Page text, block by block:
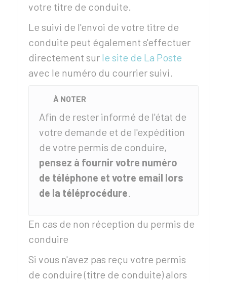
votre titre de conduite.
Le suivi de l'envoi de votre titre de
conduite peut également s'effectuer
directement sur le site de La Poste
avec le numéro du courrier suivi.
À NOTER
Afin de rester informé de l'état de
votre demande et de l'expédition
de votre permis de conduire,
pensez à fournir votre numéro
de téléphone et votre email lors
de la téléprocédure.
En cas de non réception du permis de
conduire
Si vous n'avez pas reçu votre permis
de conduire (titre de conduite) alors